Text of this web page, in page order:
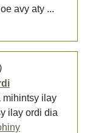
avy aty ...
mihintsy ilay
ilay ordi dia